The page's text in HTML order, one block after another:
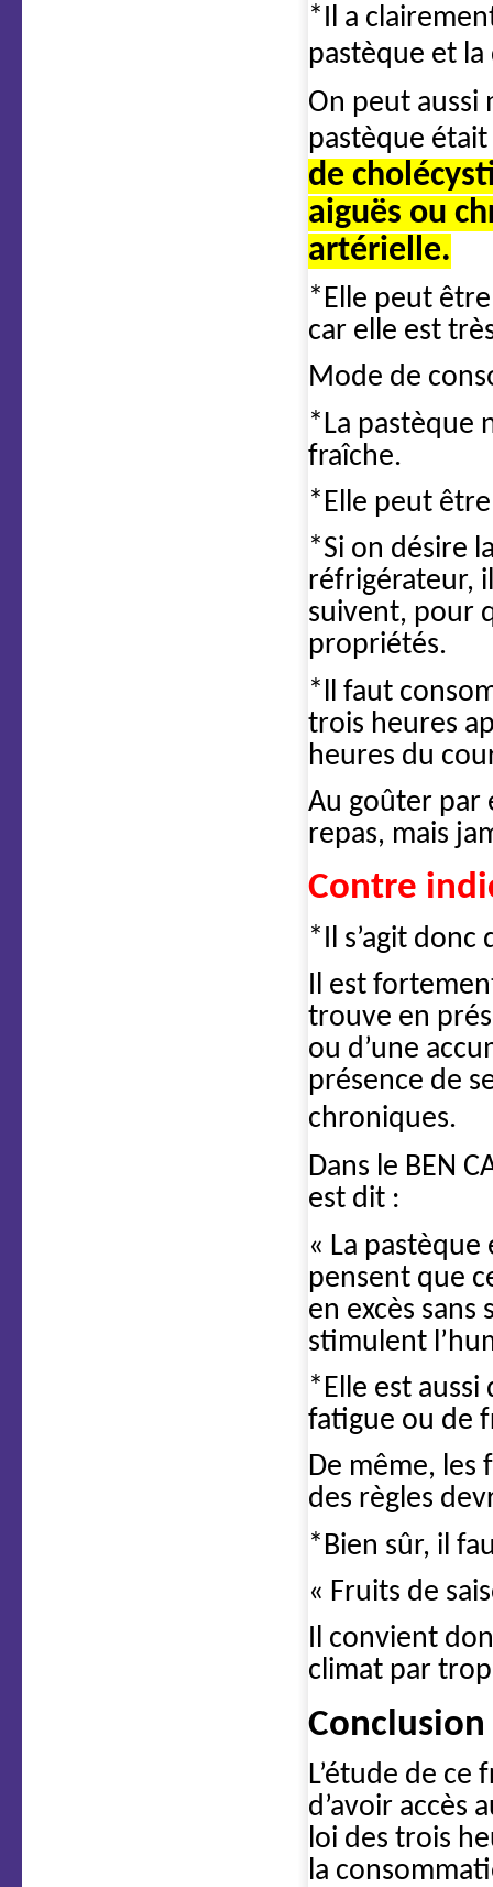
*Il a
pastèque et
On peut aussi
pastèque
de
aiguës ou
artérielle.
*Elle peut
car elle est
Mode de
*La pastèque
fraîche.
*Elle peut
*Si on désire
réfrigérateur,
suivent, pour
propriétés.
*ll faut
trois heures
heures du
Au goûter par
repas, mais
Contre
*Il s’agit
Il est
trouve en
ou d’une
présence de
chroniques.
Dans le BEN
est dit :
« La
pensent que
en excès
stimulent
*Elle est aussi
fatigue ou de
De même, les
des règles
*Bien sûr, il
« Fruits de
Il convient
climat par
Conclusion
L’étude de
d’avoir accès
loi des trois
la